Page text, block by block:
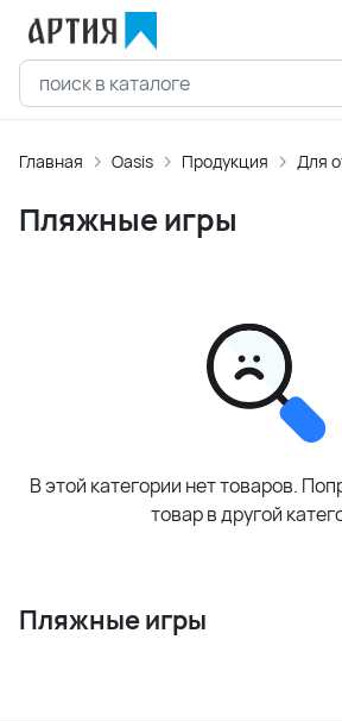
Главная Oasis Продукция Для
Пляжные игры
В этой категории нет товаров.
товар в другой
Пляжные игры